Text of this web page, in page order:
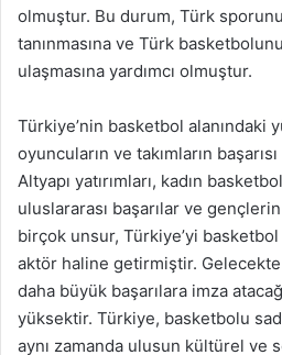
olmuştur. Bu durum, Türk
tanınmasına ve Türk
ulaşmasına yardımcı olmuştur.
Türkiye’nin basketbol alanındaki
oyuncuların ve takımların
Altyapı yatırımları, kadın
uluslararası başarılar ve
birçok unsur, Türkiye’yi
aktör haline getirmiştir.
daha büyük başarılara imza
yüksektir. Türkiye, basketbolu
aynı zamanda ulusun kültürel ve